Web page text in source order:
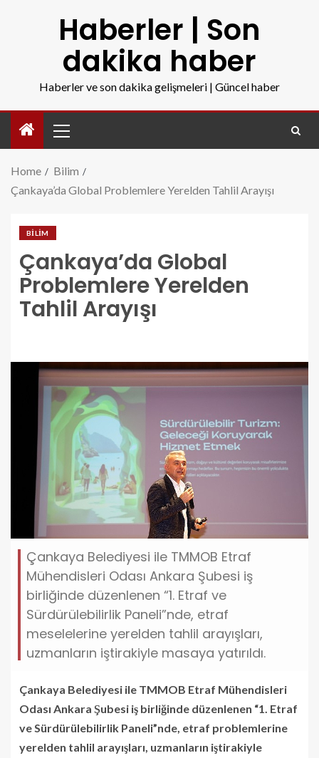
Haberler | Son
dakika haber
Haberler ve son dakika gelişmeleri | Güncel haber
Home
Bilim
Çankaya’da Global Problemlere Yerelden Tahlil Arayışı
BILIM
Çankaya’da Global
Problemlere Yerelden
Tahlil Arayışı
Çankaya Belediyesi ile TMMOB Etraf
Mühendisleri Odası Ankara Şubesi iş
birliğinde düzenlenen “1. Etraf ve
Sürdürülebilirlik Paneli”nde, etraf
meselelerine yerelden tahlil arayışları,
uzmanların iştirakiyle masaya yatırıldı.
Çankaya Belediyesi ile TMMOB Etraf Mühendisleri
Odası Ankara Şubesi iş birliğinde düzenlenen “1. Etraf
ve Sürdürülebilirlik Paneli”nde, etraf problemlerine
yerelden tahlil arayışları, uzmanların iştirakiyle